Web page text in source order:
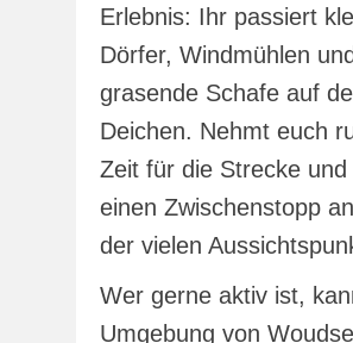
Erlebnis: Ihr passiert
Dörfer, Windmühlen und
grasende Schafe auf
Deichen. Nehmt euch
Zeit für die Strecke
einen Zwischenstopp
der vielen
Wer gerne aktiv ist,
Umgebung von